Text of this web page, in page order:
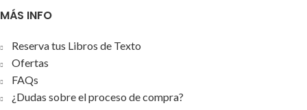
MÁS INFO
Reserva tus Libros de Texto
Ofertas
FAQs
¿Dudas sobre el proceso de compra?